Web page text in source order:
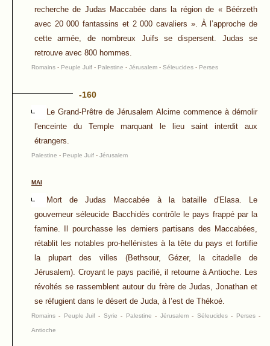
recherche de Judas Maccabée dans la région de « Béérzeth
avec 20 000 fantassins et 2 000 cavaliers ». À l’approche de
cette armée, de nombreux Juifs se dispersent. Judas se
retrouve avec 800 hommes.
Romains - Peuple Juif - Palestine - Jérusalem - Séleucides - Perses
-160
Le Grand-Prêtre de Jérusalem Alcime commence à démolir
l'enceinte du Temple marquant le lieu saint interdit aux
étrangers.
Palestine - Peuple Juif - Jérusalem
MAI
Mort de Judas Maccabée à la bataille d'Elasa. Le
gouverneur séleucide Bacchidès contrôle le pays frappé par la
famine. Il pourchasse les derniers partisans des Maccabées,
rétablit les notables pro-hellénistes à la tête du pays et fortifie
la plupart des villes (Bethsour, Gézer, la citadelle de
Jérusalem). Croyant le pays pacifié, il retourne à Antioche. Les
révoltés se rassemblent autour du frère de Judas, Jonathan et
se réfugient dans le désert de Juda, à l’est de Thékoé.
Romains - Peuple Juif- Syrie - Palestine - Jérusalem- Séleucides- Perses-
Antioche